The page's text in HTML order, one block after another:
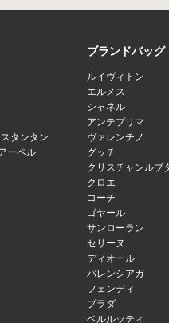
タンタン
ーペル
ブランドバッグ
ルイヴィトン
エルメス
シャネル
アンテプリマ
ヴァレンチノ
グッチ
クリスチャンルブ
クロエ
コーチ
ゴヤール
サンローラン
セリーヌ
ディオール
バレンシアガ
フェンディ
プラダ
ベルルッティ